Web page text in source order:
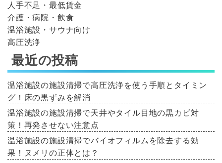
人手不足・最低賃金
介護・病院・飲食
温浴施設・サウナ向け
高圧洗浄
最近の投稿
温浴施設の施設清掃で高圧洗浄を使う手順とタイミン
グ！床の黒ずみを解消
温浴施設の施設清掃で天井やタイル目地の黒カビ対
策！再発させない注意点
温浴施設の施設清掃でバイオフィルムを除去する効
果！ヌメリの正体とは？